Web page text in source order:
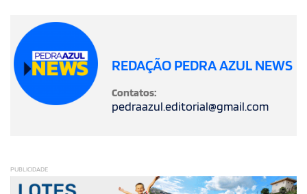
REDAÇÃO PEDRA AZUL NEWS
Contatos:
pedraazul.editorial@gmail.com
PUBLICIDADE